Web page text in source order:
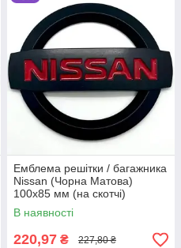
Емблема решітки / багажника
Nissan (Чорна Матова)
100х85 мм (на скотчі)
90890BR12A
В наявності
220,97 ₴ 227,80 ₴